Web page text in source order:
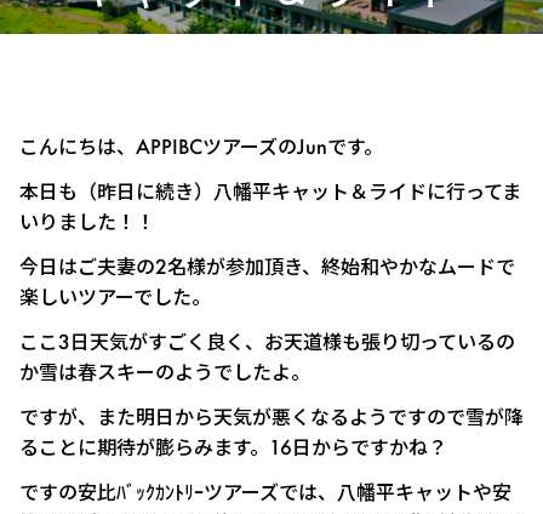
こんにちは、APPIBCツアーズのJunです。
本日も（昨日に続き）八幡平キャット＆ライドに行ってま
いりました！！
今日はご夫妻の2名様が参加頂き、終始和やかなムードで
楽しいツアーでした。
ここ3日天気がすごく良く、お天道様も張り切っているの
か雪は春スキーのようでしたよ。
ですが、また明日から天気が悪くなるようですので雪が降
ることに期待が膨らみます。16日からですかね？
ですの安比ﾊﾞｯｸｶﾝﾄﾘｰツアーズでは、八幡平キャットや安